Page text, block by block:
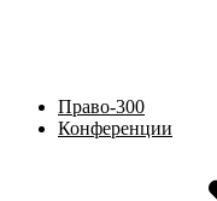
Право-300
Конференции